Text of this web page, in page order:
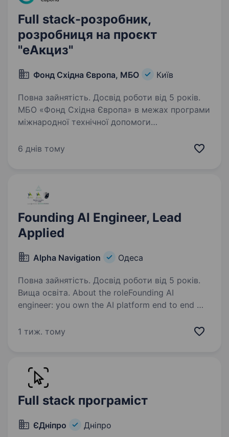
Full stack-розробник,
розробниця на проєкт
"еАкциз"
Фонд Східна Європа, МБО Київ
Повна зайнятість. Досвід роботи від 5 років.
МБО «Фонд Східна Європа» в межах програми
міжнародної технічної допомоги
та прозорості» (UK DIGIT), що фінансується
6 днів тому
Founding AI Engineer, Lead
Applied
Alpha Navigation Одеса
Повна зайнятість. Досвід роботи від 5 років.
Вища освіта. About the roleFounding AI
engineer: you own the AI platform end to end —
technical standards the future AI team will inherit.
1 тиж. тому
Full stack програміст
ЄДніпро Дніпро